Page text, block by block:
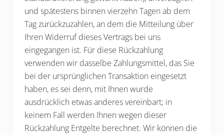
und spätestens binnen vierzehn Tagen ab dem
Tag zurückzuzahlen, an dem die Mitteilung über
Ihren Widerruf dieses Vertrags bei uns
eingegangen ist. Für diese Rückzahlung
verwenden wir dasselbe Zahlungsmittel, das Sie
bei der ursprünglichen Transaktion eingesetzt
haben, es sei denn, mit Ihnen wurde
ausdrücklich etwas anderes vereinbart; in
keinem Fall werden Ihnen wegen dieser
Rückzahlung Entgelte berechnet. Wir können die